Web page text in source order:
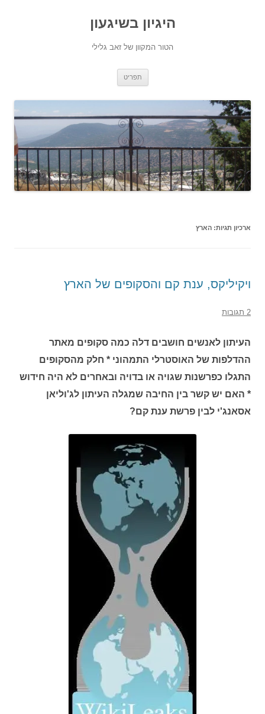
היגיון בשיגעון
הטור המקוון של זאב גלילי
תפריט
ארכיון תגיות: הארץ
ויקיליקס, ענת קם והסקופים של הארץ
2 תגובות
העיתון לאנשים חושבים דלה כמה סקופים מאתר
ההדלפות של האוסטרלי התמהוני * חלק מהסקופים
התגלו כפרשנות שגויה או בדויה ובאחרים לא היה חידוש
* האם יש קשר בין החיבה שמגלה העיתון לג'וליאן
אסאנג'י לבין פרשת ענת קם?